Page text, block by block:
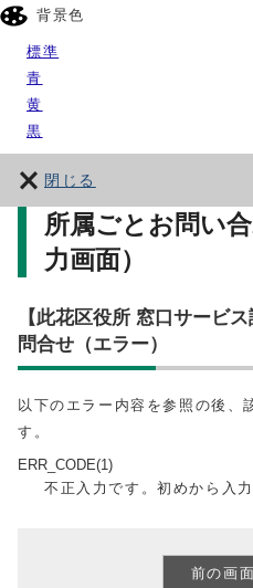
背景色
標準
青
黄
黒
閉じる
所属ごとお問い
力画面）
【此花区役所 窓口サービ
問合せ（エラー）
以下のエラー内容を参照の後、
す。
ERR_CODE(1)
不正入力です。初めから入